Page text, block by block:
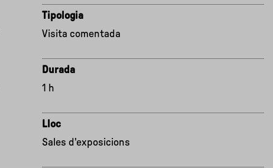
Tipologia
Visita comentada
Durada
1 h
Lloc
Sales d'exposicions